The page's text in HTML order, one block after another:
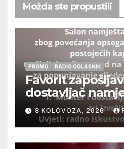
Možda ste propustili
PROMO RADIO OGLASNIK
Favorit
dostavljač
izvršitelja
8 KOLOVOZA, 2026